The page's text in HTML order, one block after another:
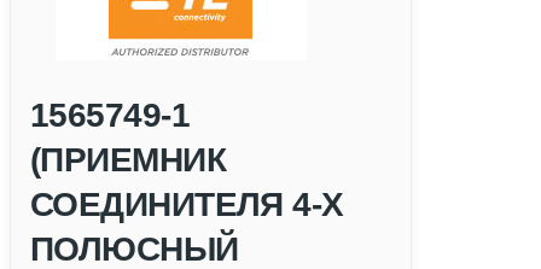
1565749-1
(ПРИЕМНИК
СОЕДИНИТЕЛЯ 4-Х
ПОЛЮСНЫЙ